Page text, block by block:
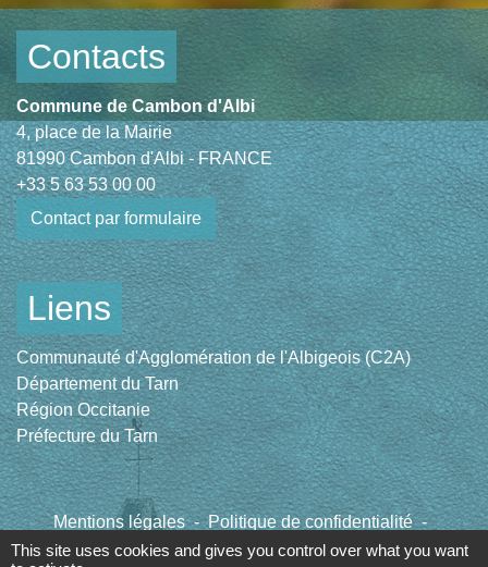
Contacts
Commune de Cambon d'Albi
4, place de la Mairie
81990 Cambon d'Albi - FRANCE
+33 5 63 53 00 00
Contact par formulaire
Liens
Communauté d'Agglomération de l'Albigeois (C2A)
Département du Tarn
Région Occitanie
Préfecture du Tarn
Mentions légales - Politique de confidentialité -
Accessibilité - Plan du site - Gestion des cookies
This site uses cookies and gives you control over what you want